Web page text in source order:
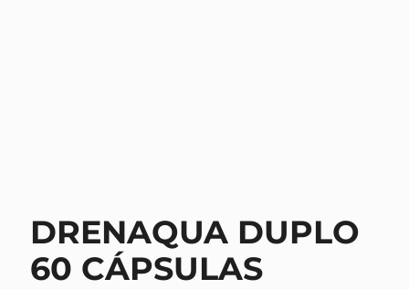
DRENAQUA DUPLO
60 CÁPSULAS